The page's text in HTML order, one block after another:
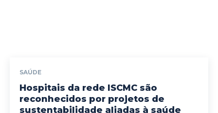
SAÚDE
Hospitais da rede ISCMC são
reconhecidos por projetos de
sustentabilidade aliadas à saúde